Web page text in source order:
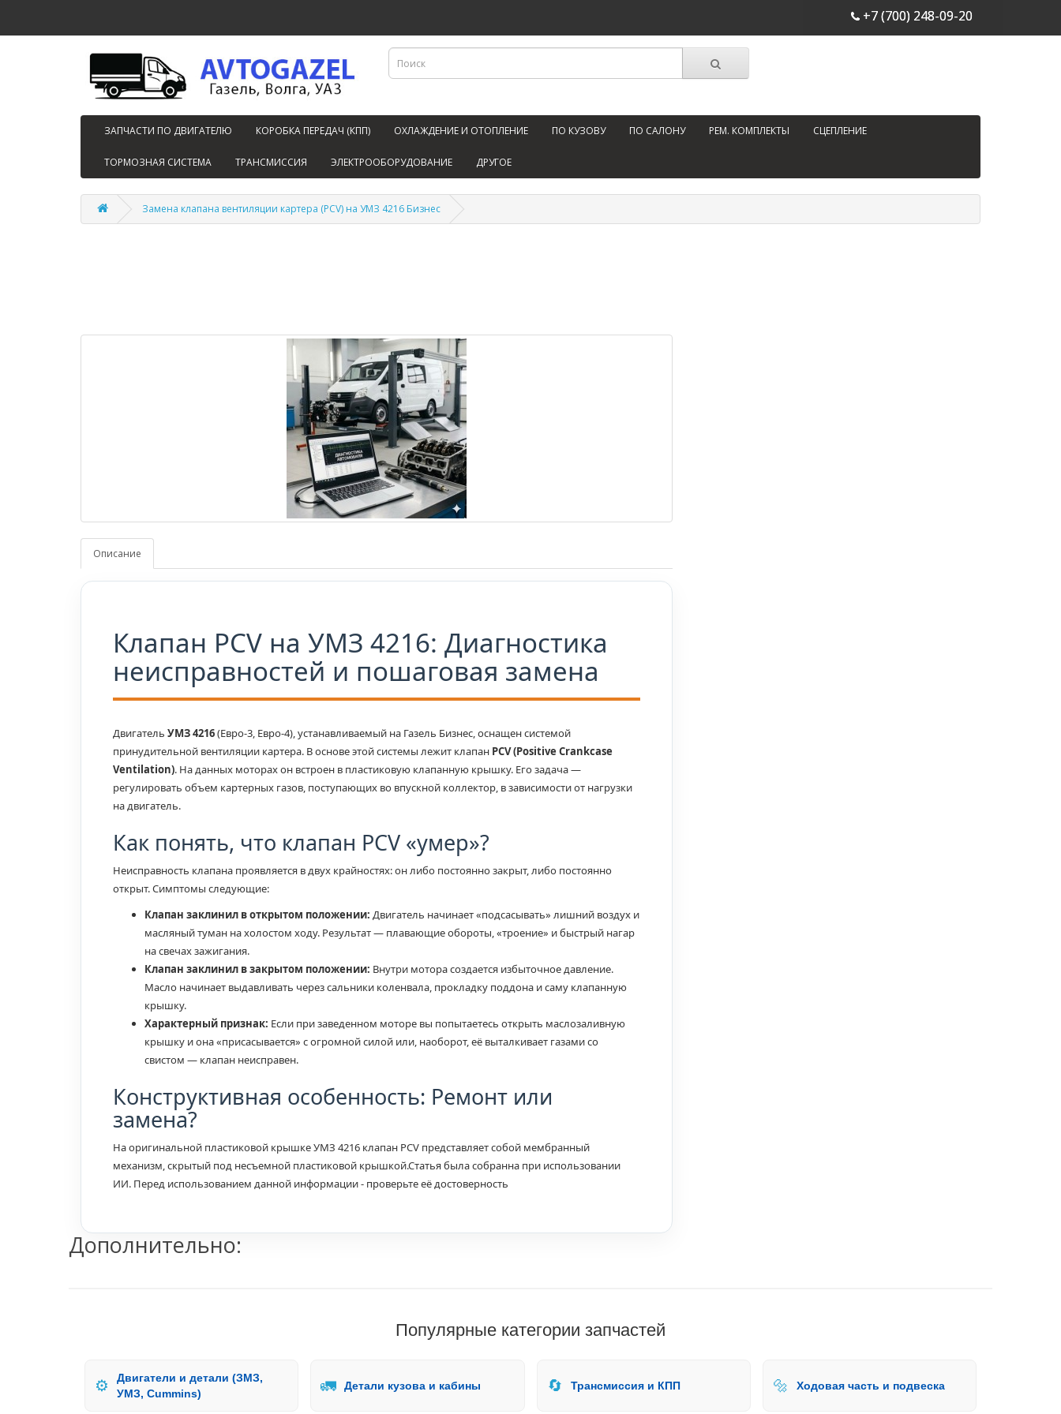
+7 (700) 248-09-20
ЗАПЧАСТИ ПО ДВИГАТЕЛЮ КОРОБКА ПЕРЕДАЧ (КПП) ОХЛАЖДЕНИЕ И ОТОПЛЕНИЕ ПО КУЗОВУ ПО САЛОНУ РЕМ. КОМПЛЕКТЫ СЦЕПЛЕНИЕ
ТОРМОЗНАЯ СИСТЕМА ТРАНСМИССИЯ ЭЛЕКТРООБОРУДОВАНИЕ ДРУГОЕ
Замена клапана вентиляции картера (PCV) на УМЗ 4216 Бизнес
Описание
Клапан PCV на УМЗ 4216: Диагностика
неисправностей и пошаговая замена
Двигатель УМЗ 4216(Евро-3, Евро-4), устанавливаемый на Газель Бизнес, оснащен системой
принудительной вентиляции картера. В основе этой системы лежит клапан PCV (Positive Crankcase
Ventilation). На данных моторах он встроен в пластиковую клапанную крышку. Его задача —
регулировать объем картерных газов, поступающих во впускной коллектор, в зависимости от нагрузки
на двигатель.
Как понять, что клапан PCV «умер»?
Неисправность клапана проявляется в двух крайностях: он либо постоянно закрыт, либо постоянно
открыт. Симптомы следующие:
Клапан заклинил в открытом положении: Двигатель начинает «подсасывать» лишний воздух и
масляный туман на холостом ходу. Результат — плавающие обороты, «троение» и быстрый нагар
на свечах зажигания.
Клапан заклинил в закрытом положении: Внутри мотора создается избыточное давление.
Масло начинает выдавливать через сальники коленвала, прокладку поддона и саму клапанную
крышку.
Характерный признак: Если при заведенном моторе вы попытаетесь открыть маслозаливную
крышку и она «присасывается» с огромной силой или, наоборот, её выталкивает газами со
свистом — клапан неисправен.
Конструктивная особенность: Ремонт или
замена?
На оригинальной пластиковой крышке УМЗ 4216 клапан PCV представляет собой мембранный
механизм, скрытый под несъемной пластиковой крышкой.Статья была собранна при использовании
ИИ. Перед использованием данной информации - проверьте её достоверность
Дополнительно:
Популярные категории запчастей
⚙️
Двигатели и детали (ЗМЗ,
УМЗ, Cummins)
🚛 Детали кузова и кабины 🔄 Трансмиссия и КПП 🔩 Ходовая часть и подвеска